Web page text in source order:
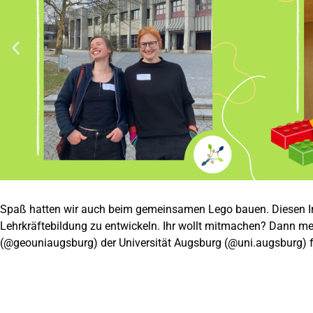
Spaß hatten wir auch beim gemeinsamen Lego bauen.
Lehrkräftebildung zu entwickeln. Ihr wollt mitmachen? Dann
(@geouniaugsburg) der Universität Augsburg